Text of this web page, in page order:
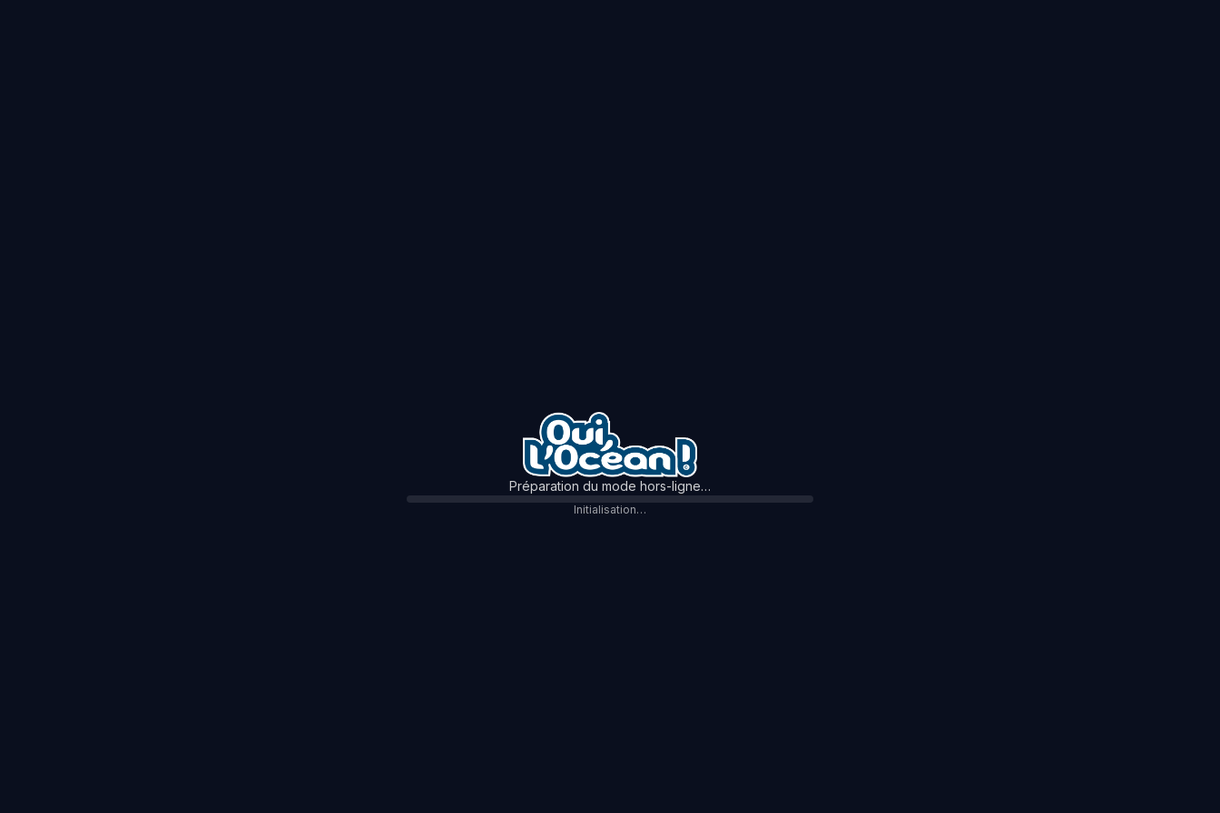
Préparation du mode hors-ligne…
Initialisation…